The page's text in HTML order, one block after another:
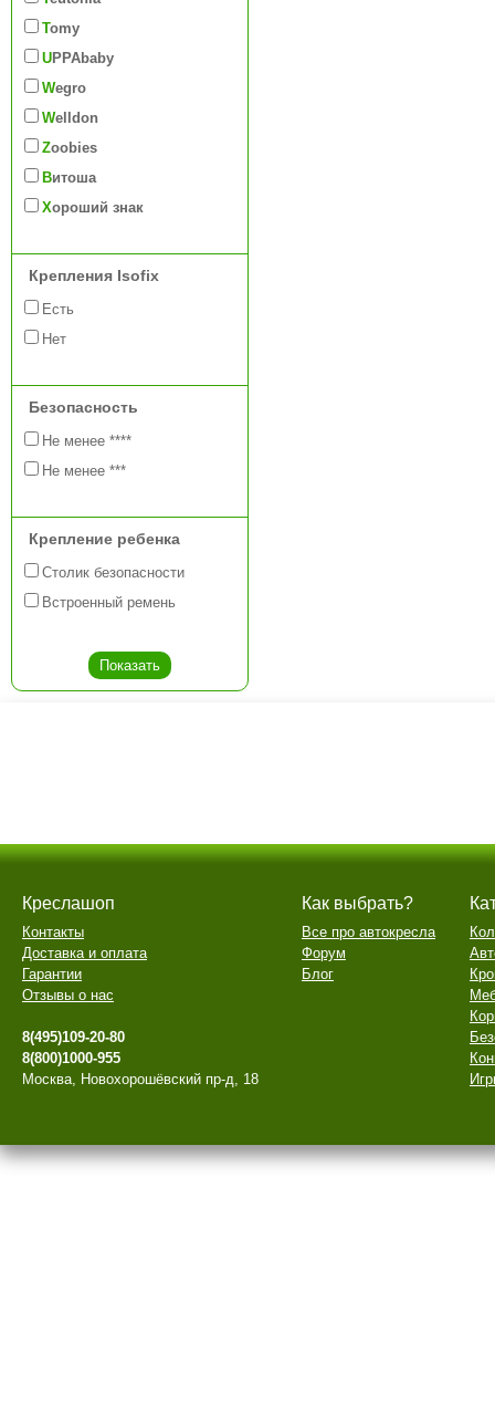
Tomy
UPPAbaby
Wegro
Welldon
Zoobies
Витоша
Хороший знак
Крепления Isofix
Есть
Нет
Безопасность
Не менее ****
Не менее ***
Крепление ребенка
Столик безопасности
Встроенный ремень
Креслашоп
Контакты
Доставка и оплата
Гарантии
Отзывы о нас
8(495)109-20-80
8(800)1000-955
Москва, Новохорошёвский пр-д, 18
Как выбрать?
Все про автокресла
Форум
Блог